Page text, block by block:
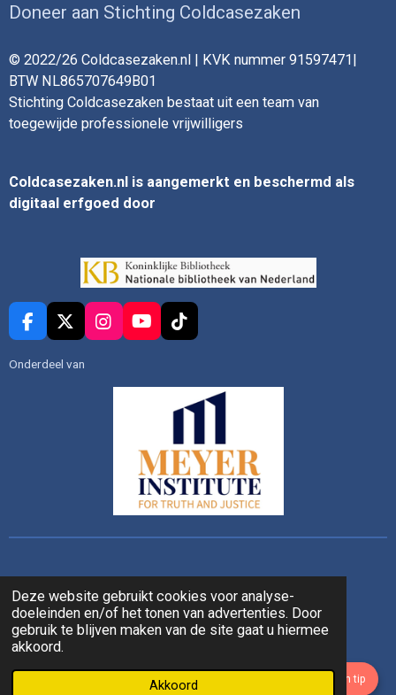
Deze website gebruikt cookies voor analyse-
doeleinden en/of het tonen van advertenties. Door
gebruik te blijven maken van de site gaat u hiermee
akkoord.
Akkoord
Doneer aan Stichting Coldcasezaken
© 2022/26 Coldcasezaken.nl | KVK nummer 91597471|
BTW NL865707649B01
Stichting Coldcasezaken bestaat uit een team van
toegewijde professionele vrijwilligers
Coldcasezaken.nl is aangemerkt en beschermd als
digitaal erfgoed door
F
a
c
X
I
n
Y
o
T
i
k
Onderdeel van
Stuur ons een tip